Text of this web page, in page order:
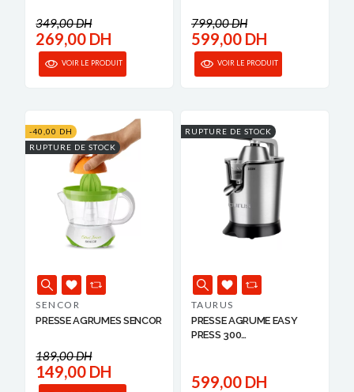
349,00 DH
269,00 DH
VOIR LE PRODUIT
799,00 DH
599,00 DH
VOIR LE PRODUIT
-40,00 DH
RUPTURE DE STOCK
SENCOR
PRESSE AGRUMES SENCOR
189,00 DH
149,00 DH
RUPTURE DE STOCK
TAURUS
PRESSE AGRUME EASY
PRESS 300
599,00 DH